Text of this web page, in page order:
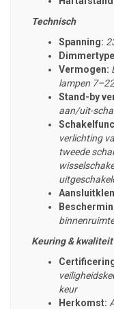
Technisch
Spanning:
Vermogen:
lampen
Stand-by
aan/uit-
verlichting
tweede
Keuring & kwaliteit
keur
Herkomst: